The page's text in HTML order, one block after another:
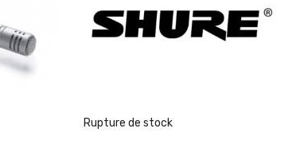
Rupture de stock